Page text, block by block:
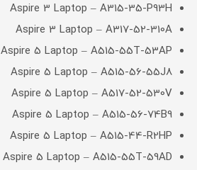
Aspire 3 Laptop – A315-35-P93H
Aspire 3 Laptop – A317-52-310A
Aspire 5 Laptop – A515-55T-53AP
Aspire 5 Laptop – A515-56-55J8
Aspire 5 Laptop – A517-52-530V
Aspire 5 Laptop – A515-56-74B9
Aspire 5 Laptop – A515-44-R2HP
Aspire 5 Laptop – A515-55T-59AD